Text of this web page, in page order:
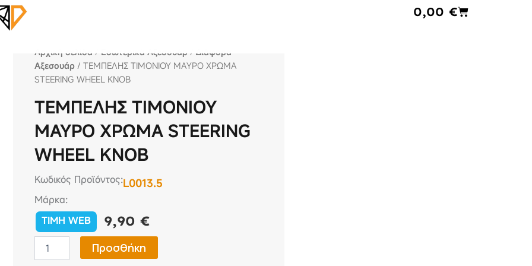
0,00€Cart
Αρχική σελίδα / Εσωτερικά Αξεσουάρ /Διάφορα
Αξεσουάρ / ΤΕΜΠΕΛΗΣ ΤΙΜΟΝΙΟΥ ΜΑΥΡΟ ΧΡΩΜΑ
STEERING WHEEL KNOB
ΤΕΜΠΕΛΗΣ ΤΙΜΟΝΙΟΥ
ΜΑΥΡΟ ΧΡΩΜΑ STEERING
WHEEL KNOB
Κωδικός Προϊόντος:L0013.5
Μάρκα:
TIMH WEB
9,90€
ΤΙΜΟΝΙΟΥ
Προσθήκη